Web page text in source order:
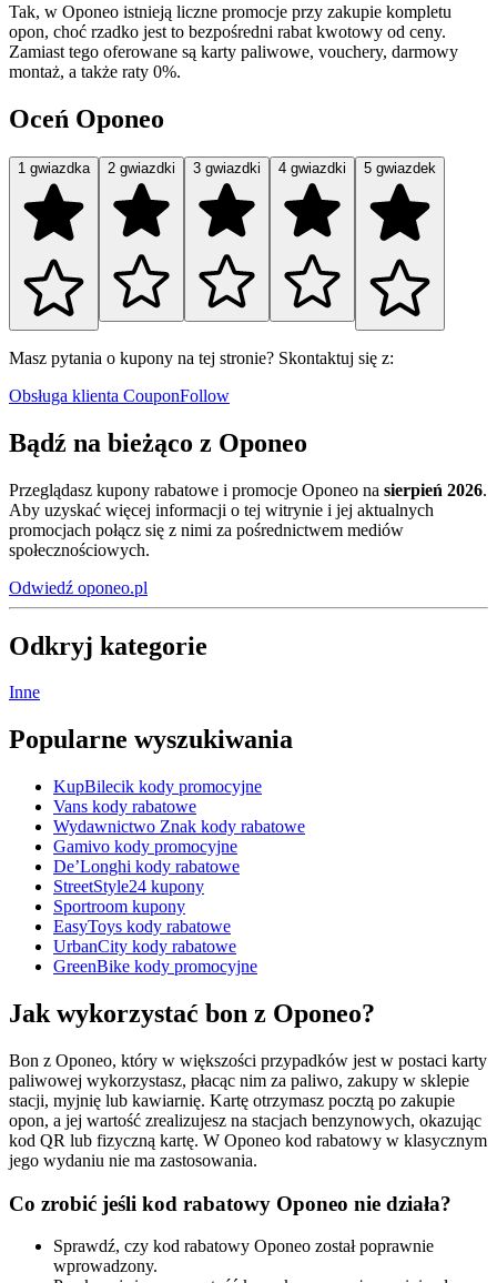
Tak, w Oponeo istnieją liczne promocje przy zakupie kompletu
opon, choć rzadko jest to bezpośredni rabat kwotowy od ceny.
Zamiast tego oferowane są karty paliwowe, vouchery, darmowy
montaż, a także raty 0%.
Oceń Oponeo
1 gwiazdka 2 gwiazdki 3 gwiazdki 4 gwiazdki 5 gwiazdek
Masz pytania o kupony na tej stronie? Skontaktuj się z:
Obsługa klienta CouponFollow
Bądź na bieżąco z Oponeo
Przeglądasz kupony rabatowe i promocje Oponeo na sierpień 2026.
Aby uzyskać więcej informacji o tej witrynie i jej aktualnych
promocjach połącz się z nimi za pośrednictwem mediów
społecznościowych.
Odwiedź oponeo.pl
Odkryj kategorie
Inne
Popularne wyszukiwania
KupBilecik kody promocyjne
Vans kody rabatowe
Wydawnictwo Znak kody rabatowe
Gamivo kody promocyjne
De’Longhi kody rabatowe
StreetStyle24 kupony
Sportroom kupony
EasyToys kody rabatowe
UrbanCity kody rabatowe
GreenBike kody promocyjne
Jak wykorzystać bon z Oponeo?
Bon z Oponeo, który w większości przypadków jest w postaci karty
paliwowej wykorzystasz, płacąc nim za paliwo, zakupy w sklepie
stacji, myjnię lub kawiarnię. Kartę otrzymasz pocztą po zakupie
opon, a jej wartość zrealizujesz na stacjach benzynowych, okazując
kod QR lub fizyczną kartę. W Oponeo kod rabatowy w klasycznym
jego wydaniu nie ma zastosowania.
Co zrobić jeśli kod rabatowy Oponeo nie działa?
Sprawdź, czy kod rabatowy Oponeo został poprawnie
wprowadzony.